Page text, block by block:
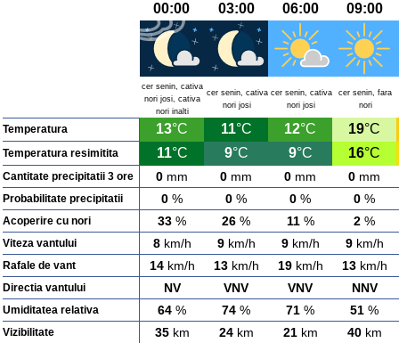
00:00 03:00 06:00 09:00
cer senin, cativa
nori josi, cativa
nori inalti
cer senin, cativa
nori josi
cer senin, cativa
nori josi
cer senin, fara
nori
Temperatura 13°C 11°C 12°C 19°C
Temperatura resimitita 11°C 9°C 9°C 16°C
Cantitate precipitatii 3 ore 0 mm 0 mm 0 mm 0 mm
Probabilitate precipitatii 0 % 0 % 0 % 0 %
Acoperire cu nori 33 % 26 % 11% 2 %
Viteza vantului 8km/h 9km/h 9km/h 9km/h
Rafale de vant 14km/h 13km/h 19km/h 13km/h
Directia vantului NV VNV VNV NNV
Umiditatea relativa 64 % 74 % 71 % 51 %
Vizibilitate 35km 24km 21km 40km